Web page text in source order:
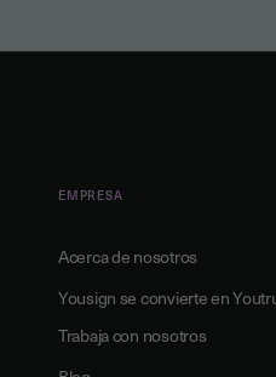
EMPRESA
Acerca de nosotros
Yousign se convierte en
Trabaja con nosotros